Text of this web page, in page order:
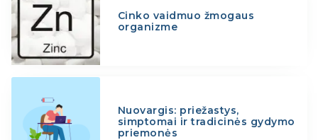
Cinko vaidmuo žmogaus
organizme
Nuovargis: priežastys,
simptomai ir tradicinės gydymo
priemonės